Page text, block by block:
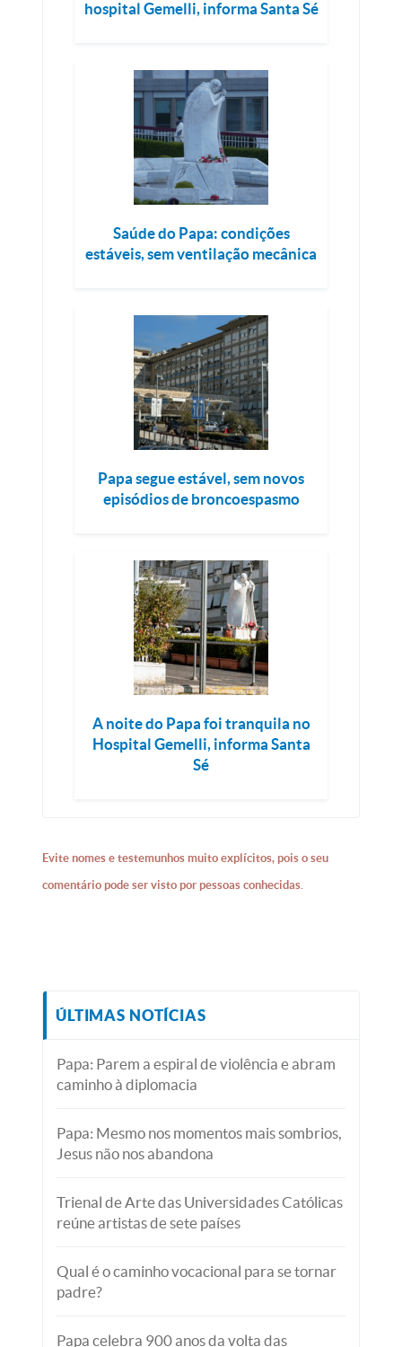
hospital Gemelli, informa Santa Sé
Saúde do Papa: condições
estáveis, sem ventilação mecânica
Papa segue estável, sem novos
episódios de broncoespasmo
A noite do Papa foi tranquila no
Hospital Gemelli, informa Santa
Sé
Evite nomes e testemunhos muito explícitos, pois o seu
comentário pode ser visto por pessoas conhecidas.
ÚLTIMAS NOTÍCIAS
Papa: Parem a espiral de violência e abram
caminho à diplomacia
Papa: Mesmo nos momentos mais sombrios,
Jesus não nos abandona
Trienal de Arte das Universidades Católicas
reúne artistas de sete países
Qual é o caminho vocacional para se tornar
padre?
Papa celebra 900 anos da volta das